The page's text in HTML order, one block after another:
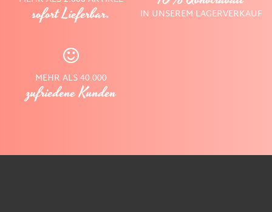
sofort Lieferbar. IN UNSEREM LAGERVERKAUF
MEHR ALS 40.000
zufriedene Kunden